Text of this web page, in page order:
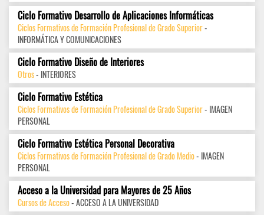
Ciclo Formativo Desarrollo de Aplicaciones Informáticas
Ciclos Formativos de Formación Profesional de Grado Superior-
INFORMÁTICA Y COMUNICACIONES
Ciclo Formativo Diseño de Interiores
Otros- INTERIORES
Ciclo Formativo Estética
Ciclos Formativos de Formación Profesional de Grado Superior- IMAGEN
PERSONAL
Ciclo Formativo Estética Personal Decorativa
Ciclos Formativos de Formación Profesional de Grado Medio- IMAGEN
PERSONAL
Acceso a la Universidad para Mayores de 25 Años
Cursos de Acceso- ACCESO A LA UNIVERSIDAD